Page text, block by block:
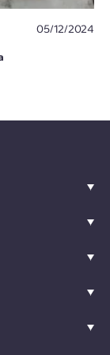
05/12/2024